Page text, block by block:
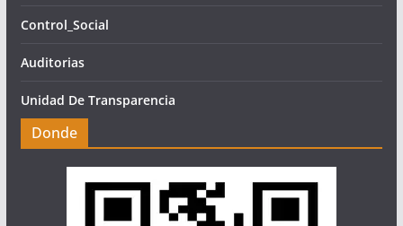
Control_Social
Auditorias
Unidad De Transparencia
Donde